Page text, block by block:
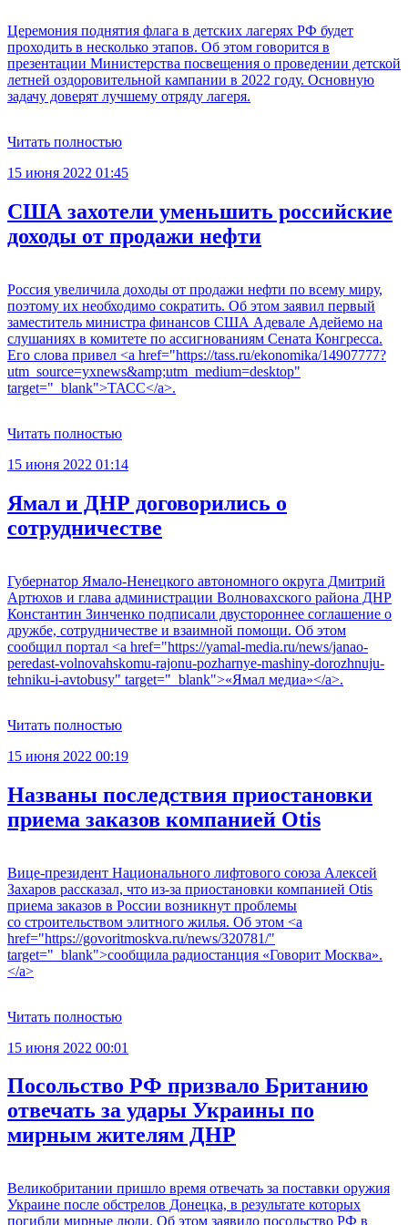
Церемония поднятия флага в детских лагерях РФ будет
проходить в несколько этапов. Об этом говорится в
презентации Министерства посвещения о проведении детской
летней оздоровительной кампании в 2022 году. Основную
задачу доверят лучшему отряду лагеря.
Читать полностью
15 июня 2022 01:45
США захотели уменьшить российские
доходы от продажи нефти
Россия увеличила доходы от продажи нефти по всему миру,
поэтому их необходимо сократить. Об этом заявил первый
заместитель министра финансов США Адевале Адейемо на
слушаниях в комитете по ассигнованиям Сената Конгресса.
Его слова привел <a href="https://tass.ru/ekonomika/14907777?
utm_source=yxnews&amp;utm_medium=desktop"
target="_blank">ТАСС</a>.
Читать полностью
15 июня 2022 01:14
Ямал и ДНР договорились о
сотрудничестве
Губернатор Ямало-Ненецкого автономного округа Дмитрий
Артюхов и глава администрации Волновахского района ДНР
Константин Зинченко подписали двустороннее соглашение о
дружбе, сотрудничестве и взаимной помощи. Об этом
сообщил портал <a href="https://yamal-media.ru/news/janao-
peredast-volnovahskomu-rajonu-pozharnye-mashiny-dorozhnuju-
tehniku-i-avtobusy" target="_blank">«Ямал медиа»</a>.
Читать полностью
15 июня 2022 00:19
Названы последствия приостановки
приема заказов компанией Otis
Вице-президент Национального лифтового союза Алексей
Захаров рассказал, что из-за приостановки компанией Otis
приема заказов в России возникнут проблемы
со строительством элитного жилья. Об этом <a
href="https://govoritmoskva.ru/news/320781/"
target="_blank">сообщила радиостанция «Говорит Москва».
</a>
Читать полностью
15 июня 2022 00:01
Посольство РФ призвало Британию
отвечать за удары Украины по
мирным жителям ДНР
Великобритании пришло время отвечать за поставки оружия
Украине после обстрелов Донецка, в результате которых
погибли мирные люди. Об этом заявило посольство РФ в